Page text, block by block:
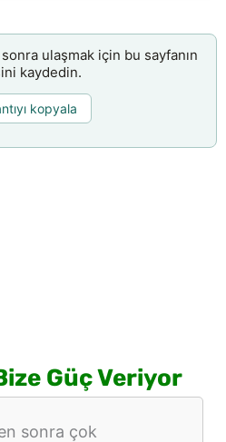
ulaşmak için bu sayfanın
kaydedin.
kopyala
Güç Veriyor
sonra çok